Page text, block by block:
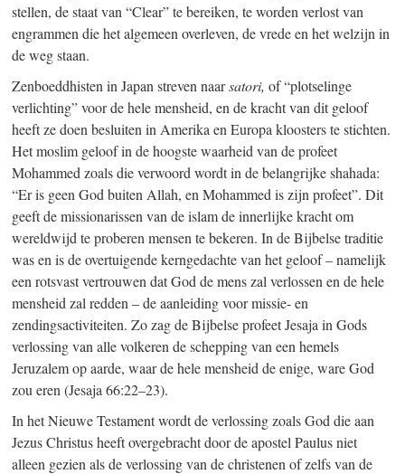
stellen, de staat van “Clear” te bereiken, te worden verlost van
engrammen die het algemeen overleven, de vrede en het welzijn in
de weg staan.
Zenboeddhisten in Japan streven naarsatori, of “plotselinge
verlichting” voor de hele mensheid, en de kracht van dit geloof
heeft ze doen besluiten in Amerika en Europa kloosters te stichten.
Het moslim geloof in de hoogste waarheid van de profeet
Mohammed ­zoals die verwoord wordt in de belangrijke shahada:
“Er is geen God buiten Allah, en Mohammed is zijn profeet”. Dit
geeft de missionarissen van de islam de innerlijke kracht om
wereldwijd te proberen mensen te bekeren. In de Bijbelse traditie
was en is de overtuigende kerngedachte van het geloof – namelijk
een rotsvast vertrouwen dat God de mens zal verlossen en de hele
mensheid zal redden – de aanleiding voor missie- en
zendingsactiviteiten. Zo zag de Bijbelse profeet Jesaja in Gods
verlossing van alle volkeren de schepping van een hemels
Jeruzalem op aarde, waar de hele mensheid de enige, ware God
zou eren (Jesaja 66:22–23).
In het Nieuwe Testament wordt de verlossing zoals God die aan
Jezus Christus heeft overgebracht door de apostel Paulus niet
alleen gezien als de verlossing van de christenen of zelfs van de